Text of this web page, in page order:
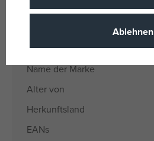
Material
Name der Marke
Alter von
Herkunftsland
EANs
Ablehnen